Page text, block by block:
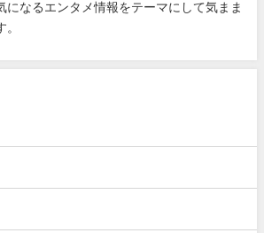
になるエンタメ情報をテーマにして気まま